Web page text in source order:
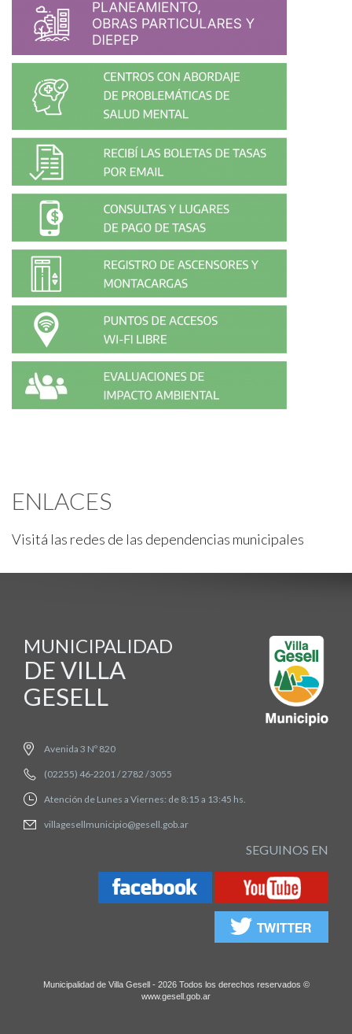
ENLACES
Visitá las redes de las dependencias municipales
MUNICIPALIDAD
DE VILLA
GESELL
Avenida 3 Nº 820
(02255) 46-2201 / 2782 / 3055
Atención de Lunes a Viernes: de 8:15 a 13:45 hs.
villagesellmunicipio@gesell.gob.ar
SEGUINOS EN
Municipalidad de Villa Gesell - 2026 Todos los derechos reservados ©
www.gesell.gob.ar